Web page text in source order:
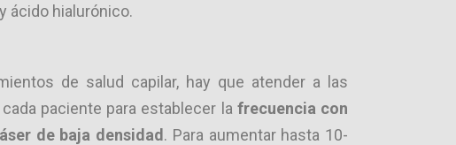
ácido hialurónico.
de salud capilar, hay que atender a las
paciente para establecer la frecuencia con
de baja densidad. Para aumentar hasta 10-